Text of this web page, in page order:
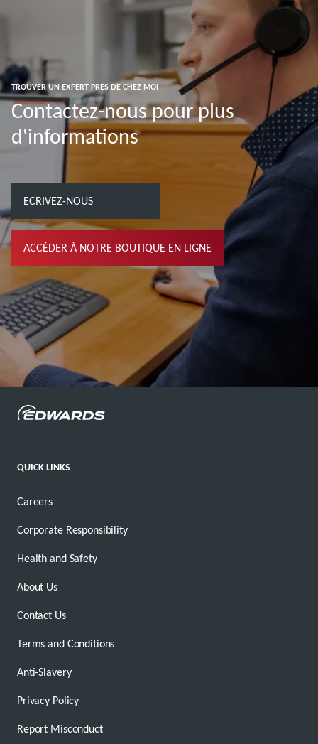
TROUVER UN EXPERT PRES DE CHEZ MOI
Contactez-nous pour plus
d'informations
ECRIVEZ-NOUS
ACCÉDER À NOTRE BOUTIQUE EN LIGNE
QUICK LINKS
Careers
Corporate Responsibility
Health and Safety
About Us
Contact Us
Terms and Conditions
Anti-Slavery
Privacy Policy
Report Misconduct